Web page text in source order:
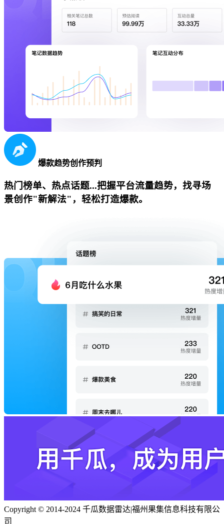
爆款趋势创作预判
热门榜单、热点话题...把握平台流量趋势，找寻场
景创作"新解法"，轻松打造爆款。
Copyright © 2014-2024 千瓜数据雷达|福州果集信息科技有限公
司